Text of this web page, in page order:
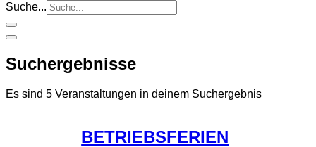
Suche...
Suchergebnisse
Es sind 5 Veranstaltungen in deinem Suchergebnis
BETRIEBSFERIEN